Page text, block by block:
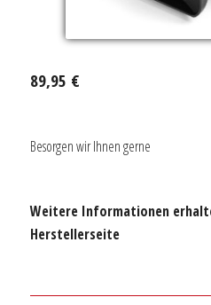
89,95 €
Besorgen wir Ihnen gerne
Weitere Informationen
Herstellerseite